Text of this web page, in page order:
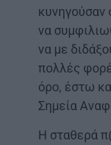
κυνηγούσαν
να
να με
πολλές
όρο, έστω
Σημεία
Η σταθερά